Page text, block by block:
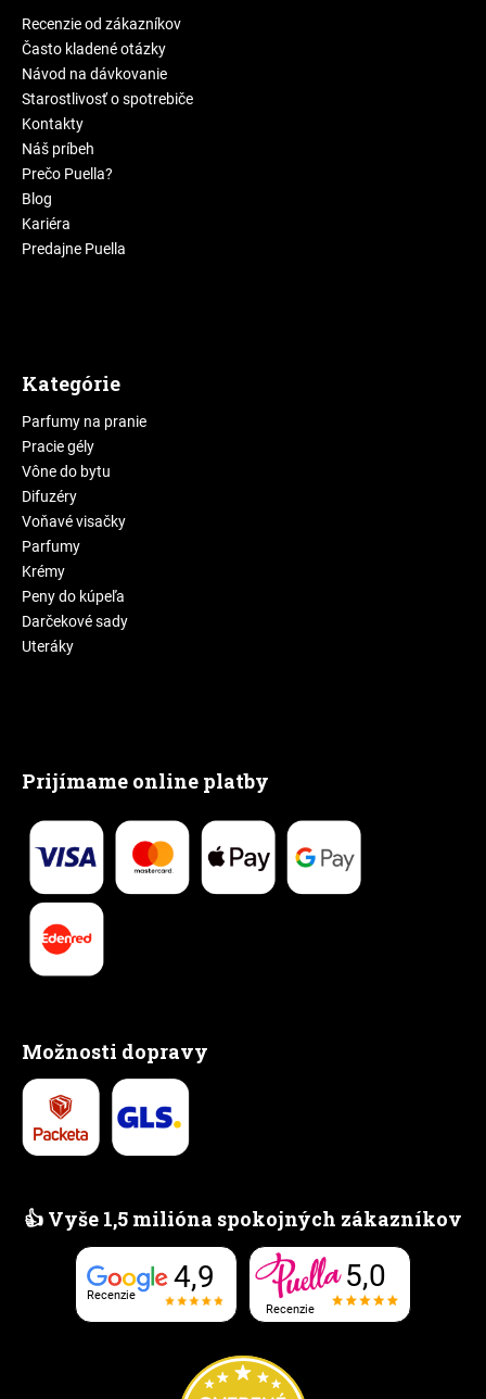
Recenzie od zákazníkov
Často kladené otázky
Návod na dávkovanie
Starostlivosť o spotrebiče
Kontakty
Náš príbeh
Prečo Puella?
Blog
Kariéra
Predajne Puella
Kategórie
Parfumy na pranie
Pracie gély
Vône do bytu
Difuzéry
Voňavé visačky
Parfumy
Krémy
Peny do kúpeľa
Darčekové sady
Uteráky
Prijímame online platby
Možnosti dopravy
👍 Vyše 1,5 milióna spokojných zákazníkov
Recenzie
4,9
Recenzie
5,0